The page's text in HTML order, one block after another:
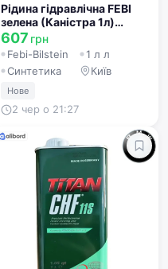
Рідина гідравлічна FEBI
зелена (Каністра 1л)
46161
607 грн
Febi-Bilstein
1 л л
Синтетика
Київ
Нове
2 чер о 21:27